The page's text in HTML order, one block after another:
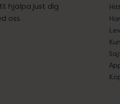
hjälpa just dig
oss.